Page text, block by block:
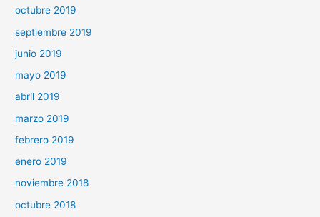
octubre 2019
septiembre 2019
junio 2019
mayo 2019
abril 2019
marzo 2019
febrero 2019
enero 2019
noviembre 2018
octubre 2018